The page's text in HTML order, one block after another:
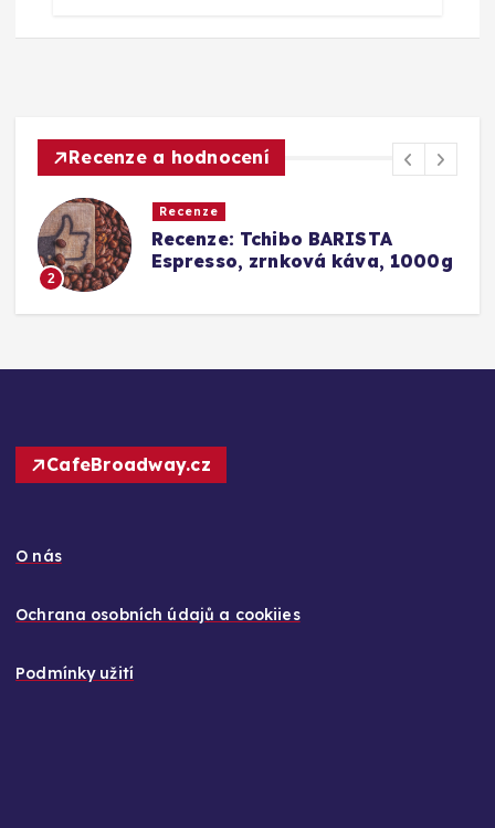
Recenze a hodnocení
3
Recenze
Srovnání a recenze: Tchibo
Barista Caffè Crema vs.
CafeBroadway.cz
O nás
Ochrana osobních údajů a cookiies
Podmínky užití